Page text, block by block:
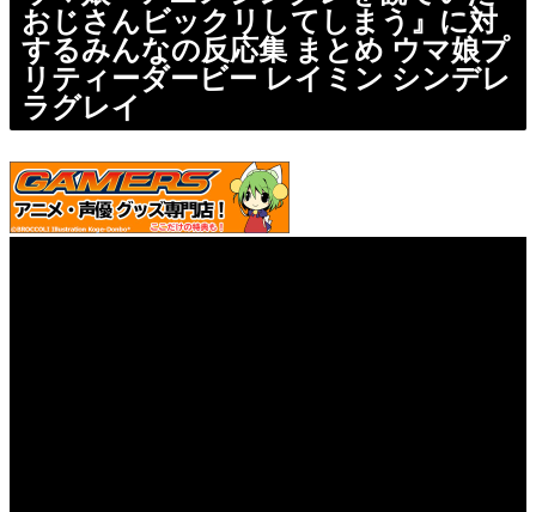
おじさんビックリしてしまう』に対
するみんなの反応集 まとめ ウマ娘プ
リティーダービー レイミン シンデレ
ラグレイ